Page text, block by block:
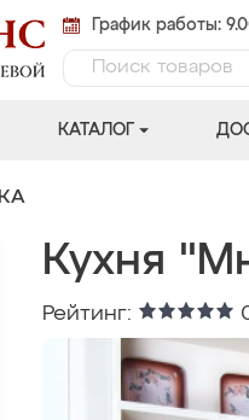
График работы:
КАТАЛОГ
Кухня
Рейтинг: